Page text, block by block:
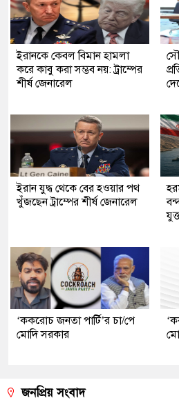
ইরানকে কেবল বিমান হামলা
করে কাবু করা সম্ভব নয়: ট্রাম্পের
শীর্ষ জেনারেল
ইরান যুদ্ধ থেকে বের হওয়ার পথ
খুঁজছেন ট্রাম্পের শীর্ষ জেনারেল
‘ককরোচ জনতা পার্টি’র চা/পে
মোদি সরকার
জনপ্রিয় সংবাদ